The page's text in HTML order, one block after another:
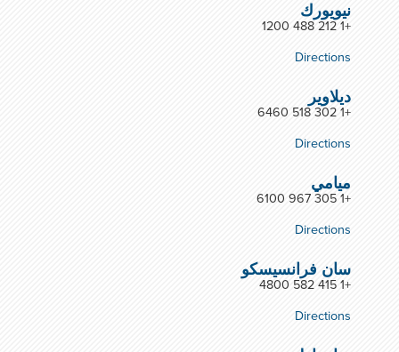
نيويورك
+1 212 488 1200
Directions
ديلاوير
+1 302 518 6460
Directions
ميامي
+1 305 967 6100
Directions
سان فرانسيسكو
+1 415 582 4800
Directions